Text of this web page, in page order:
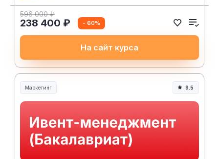
596 000 ₽
238 400 ₽ - 60%
На сайт курса
Маркетинг 9.5